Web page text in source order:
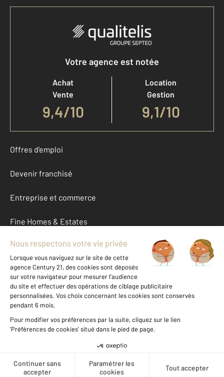
Votre agence est notée
Achat
Vente
9,4/10
Location
Gestion
9,1/10
Offres d'emploi
Devenir franchisé
Entreprise et commerce
Fine Homes & Estates
À propos
International
Nous contacter
Données personnelles
Gestionnaire des cookies